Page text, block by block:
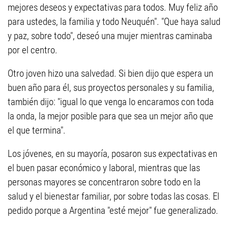
mejores deseos y expectativas para todos. Muy feliz año
para ustedes, la familia y todo Neuquén". "Que haya salud
y paz, sobre todo", deseó una mujer mientras caminaba
por el centro.
Otro joven hizo una salvedad. Si bien dijo que espera un
buen año para él, sus proyectos personales y su familia,
también dijo: "igual lo que venga lo encaramos con toda
la onda, la mejor posible para que sea un mejor año que
el que termina".
Los jóvenes, en su mayoría, posaron sus expectativas en
el buen pasar económico y laboral, mientras que las
personas mayores se concentraron sobre todo en la
salud y el bienestar familiar, por sobre todas las cosas. El
pedido porque a Argentina "esté mejor" fue generalizado.